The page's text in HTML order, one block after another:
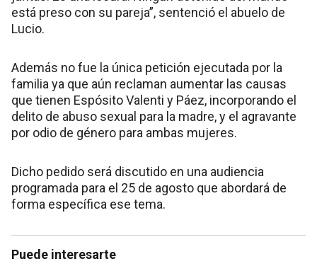
está preso con su pareja”, sentenció el abuelo de
Lucio.
Además no fue la única petición ejecutada por la
familia ya que aún reclaman aumentar las causas
que tienen Espósito Valenti y Páez, incorporando el
delito de abuso sexual para la madre, y el agravante
por odio de género para ambas mujeres.
Dicho pedido será discutido en una audiencia
programada para el 25 de agosto que abordará de
forma específica ese tema.
Puede interesarte